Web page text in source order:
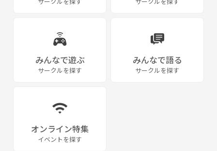
みんなで遊ぶ
サークルを探す
みんなで語る
サークルを探す
オンライン特集
イベントを探す